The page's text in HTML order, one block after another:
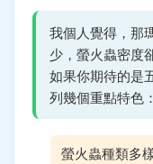
我個人覺得，那
少，螢火蟲密度
如果你期待的是
列幾個重點特色：
螢火蟲種類多